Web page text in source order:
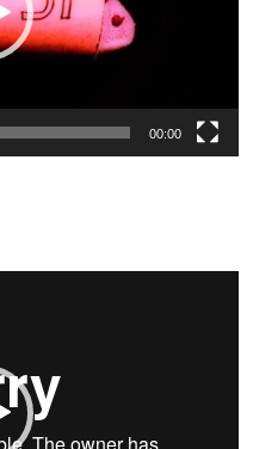
00:00